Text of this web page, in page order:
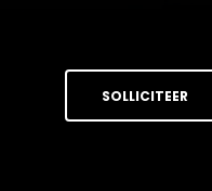
SOLLICITEER